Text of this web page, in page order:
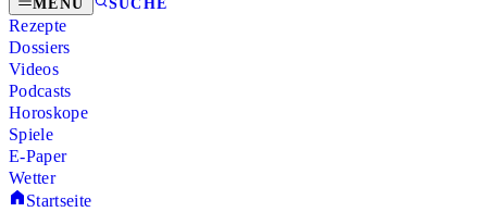
MENÜ SUCHE
Rezepte
Dossiers
Videos
Podcasts
Horoskope
Spiele
E-Paper
Wetter
Startseite